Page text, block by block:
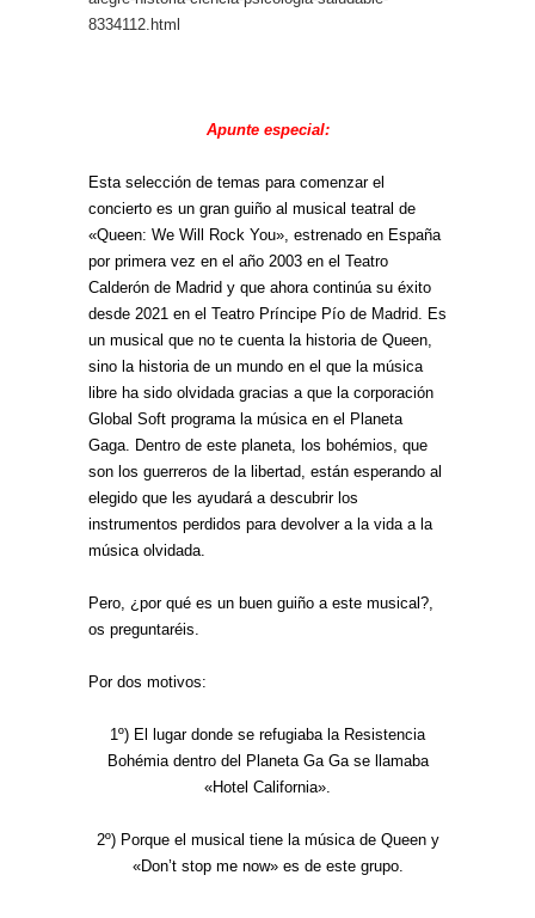
8334112.html
Apunte especial:
Esta selección de temas para comenzar el
concierto es un gran guiño al musical teatral de
«Queen: We Will Rock You», estrenado en España
por primera vez en el año 2003 en el Teatro
Calderón de Madrid y que ahora continúa su éxito
desde 2021 en el Teatro Príncipe Pío de Madrid. Es
un musical que no te cuenta la historia de Queen,
sino la historia de un mundo en el que la música
libre ha sido olvidada gracias a que la corporación
Global Soft programa la música en el Planeta
Gaga. Dentro de este planeta, los bohémios, que
son los guerreros de la libertad, están esperando al
elegido que les ayudará a descubrir los
instrumentos perdidos para devolver a la vida a la
música olvidada.
Pero, ¿por qué es un buen guiño a este musical?,
os preguntaréis.
Por dos motivos:
1º) El lugar donde se refugiaba la Resistencia
Bohémia dentro del Planeta Ga Ga se llamaba
«Hotel California».
2º) Porque el musical tiene la música de Queen y
«Don’t stop me now» es de este grupo.